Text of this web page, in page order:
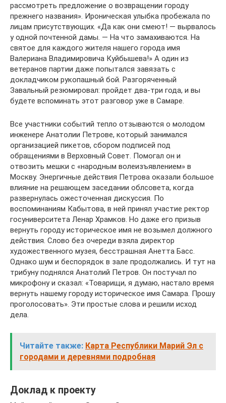
рассмотреть предложение о возвращении городу
прежнего названия». Ироническая улыбка пробежала по
лицам присутствующих. «Да как они смеют! — вырвалось
у одной почтенной дамы. — На что замахиваются. На
святое для каждого жителя нашего города имя
Валериана Владимировича Куйбышева!» А один из
ветеранов партии даже попытался завязать с
докладчиком рукопашный бой. Разгоряченный
Завальный резюмировал: пройдет два-три года, и вы
будете вспоминать этот разговор уже в Самаре.
Все участники событий тепло отзываются о молодом
инженере Анатолии Петрове, который занимался
организацией пикетов, сбором подписей под
обращениями в Верховный Совет. Помогал он и
отвозить мешки с «народным волеизъявлением» в
Москву. Энергичные действия Петрова оказали большое
влияние на решающем заседании облсовета, когда
развернулась ожесточенная дискуссия. По
воспоминаниям Кабытова, в ней принял участие ректор
госуниверситета Ленар Храмков. Но даже его призыв
вернуть городу историческое имя не возымел должного
действия. Слово без очереди взяла директор
художественного музея, бесстрашная Анетта Басс.
Однако шум и беспорядок в зале продолжались. И тут на
трибуну поднялся Анатолий Петров. Он постучал по
микрофону и сказал: «Товарищи, я думаю, настало время
вернуть нашему городу историческое имя Самара. Прошу
проголосовать». Эти простые слова и решили исход
дела.
Читайте также: Карта Республики Марий Эл с
городами и деревнями подробная
Доклад к проекту